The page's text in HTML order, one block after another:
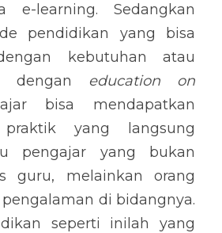
e-learning. Sedangkan
pendidikan yang bisa
kebutuhan atau
dengan education on
bisa mendapatkan
yang langsung
pengajar yang bukan
guru, melainkan orang
di bidangnya.
seperti inilah yang